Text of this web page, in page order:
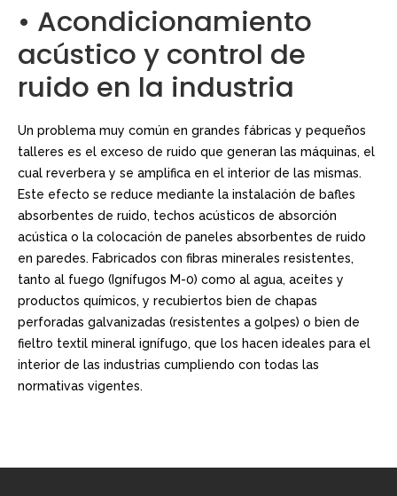
• Acondicionamiento
acústico y control de
ruido en la industria
Un problema muy común en grandes fábricas y pequeños
talleres es el exceso de ruido que generan las máquinas, el
cual reverbera y se amplifica en el interior de las mismas.
Este efecto se reduce mediante la instalación de bafles
absorbentes de ruido, techos acústicos de absorción
acústica o la colocación de paneles absorbentes de ruido
en paredes. Fabricados con fibras minerales resistentes,
tanto al fuego (Ignífugos M-0) como al agua, aceites y
productos químicos, y recubiertos bien de chapas
perforadas galvanizadas (resistentes a golpes) o bien de
fieltro textil mineral ignífugo, que los hacen ideales para el
interior de las industrias cumpliendo con todas las
normativas vigentes.